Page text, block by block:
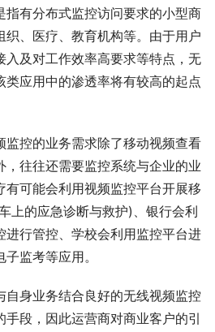
指有分布式监控访问要求的小型商
织、医疗、教育机构等。由于用户
入及对工作效率高要求等特点，无
类应用中的渗透率将有较高的起点
监控的业务需求除了移动视频查看
，往往还需要监控系统与企业的业
有可能会利用视频监控平台开展移
上的应急诊断与救护)、银行会利
进行管控、学校会利用监控平台进
监考等应用。
自身业务结合良好的无线视频监控
段，因此运营商对商业客户的引